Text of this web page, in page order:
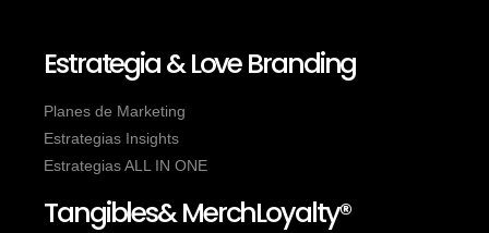
Estrategia & Love Branding
Planes de Marketing
Estrategias Insights
Estrategias ALL IN ONE
Tangibles& MerchLoyalty®